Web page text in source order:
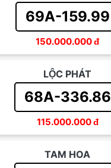
69A-159.99
150.000.000đ
LỘC PHÁT
68A-336.86
115.000.000đ
TAM HOA